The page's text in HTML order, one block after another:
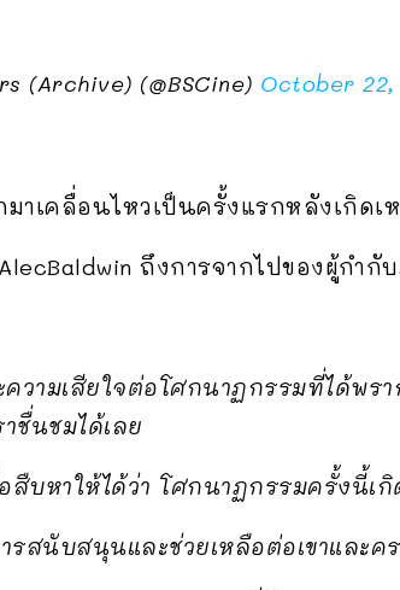
(@BSCine) October 22,
าเคลื่อนไหวเป็นครั้งแรกหลังเกิดเ
ถึงการจากไปของผู้กำกั
วามเสียใจต่อโศกนาฏกรรมที่ได้พร
ชื่นชมได้เลย
บหาให้ได้ว่า โศกนาฏกรรมครั้งนี้เกิ
สนับสนุนและช่วยเหลือต่อเขาและค